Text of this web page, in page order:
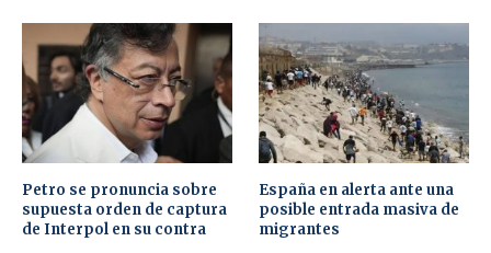
Petro se pronuncia sobre
supuesta orden de captura
de Interpol en su contra
España en alerta ante una
posible entrada masiva de
migrantes